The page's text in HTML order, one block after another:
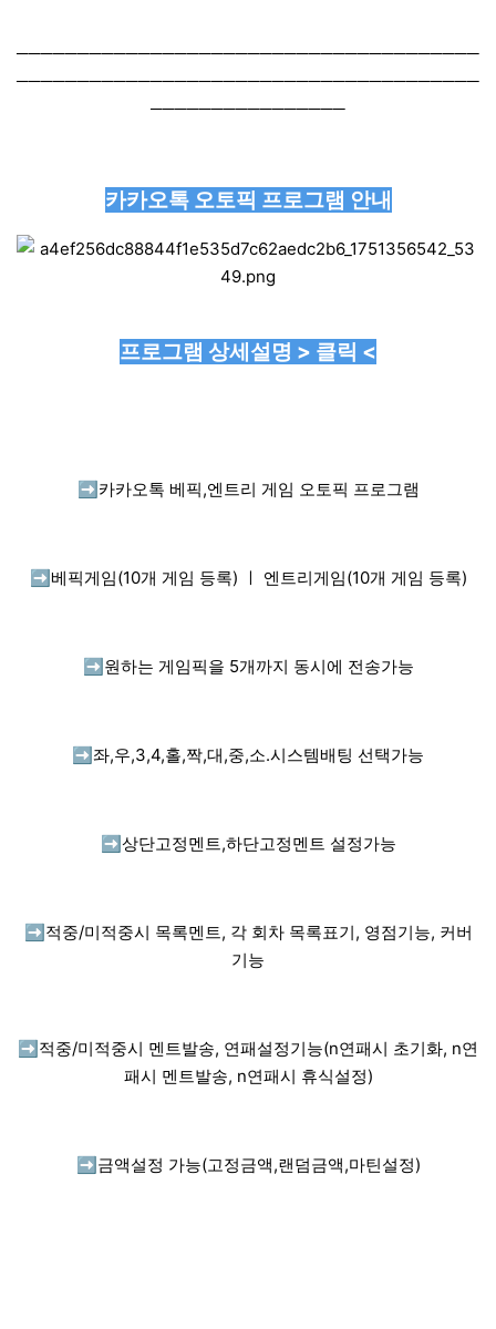
──────────────────────────────────────
──────────────────────────────────────
────────────────
카카오톡 오토픽 프로그램 안내
프로그램 상세설명 > 클릭 <
➡️ 카카오톡 베픽,엔트리 게임 오토픽 프로그램
➡️ 베픽게임(10개 게임 등록) ㅣ 엔트리게임(10개 게임 등록)
➡️ 원하는 게임픽을 5개까지 동시에 전송가능
➡️ 좌,우,3,4,홀,짝,대,중,소.시스템배팅 선택가능
➡️ 상단고정멘트,하단고정멘트 설정가능
➡️ 적중/미적중시 목록멘트, 각 회차 목록표기, 영점기능, 커버
기능
➡️ 적중/미적중시 멘트발송, 연패설정기능(n연패시 초기화, n연
패시 멘트발송, n연패시 휴식설정)
➡️ 금액설정 가능(고정금액,랜덤금액,마틴설정)